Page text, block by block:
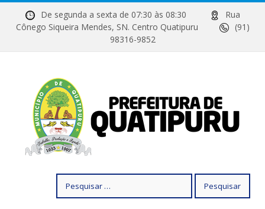
De segunda a sexta de 07:30 às 08:30
Rua
Cônego Siqueira Mendes, SN. Centro Quatipuru
(91)
98316-9852
por: